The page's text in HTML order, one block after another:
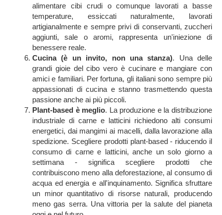
alimentare cibi crudi o comunque lavorati a basse
temperature, essiccati naturalmente, lavorati
artigianalmente e sempre privi di conservanti, zuccheri
aggiunti, sale o aromi, rappresenta un'iniezione di
benessere reale.
Cucina (è un invito, non una stanza). Una delle
grandi gioie del cibo vero è cucinare e mangiare con
amici e familiari. Per fortuna, gli italiani sono sempre più
appassionati di cucina e stanno trasmettendo questa
passione anche ai più piccoli.
Plant-based è meglio. La produzione e la distribuzione
industriale di carne e latticini richiedono alti consumi
energetici, dai mangimi ai macelli, dalla lavorazione alla
spedizione. Scegliere prodotti plant-based - riducendo il
consumo di carne e latticini, anche un solo giorno a
settimana - significa scegliere prodotti che
contribuiscono meno alla deforestazione, al consumo di
acqua ed energia e all'inquinamento. Significa sfruttare
un minor quantitativo di risorse naturali, producendo
meno gas serra. Una vittoria per la salute del pianeta